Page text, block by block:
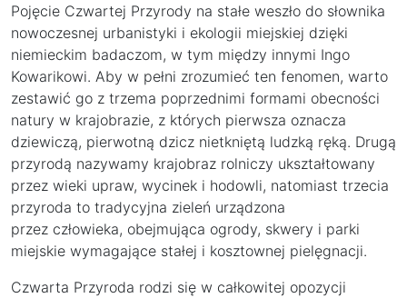
Pojęcie Czwartej Przyrody na stałe weszło do słownika
nowoczesnej urbanistyki i ekologii miejskiej dzięki
niemieckim badaczom, w tym między innymi Ingo
Kowarikowi. Aby w pełni zrozumieć ten fenomen, warto
zestawić go z trzema poprzednimi formami obecności
natury w krajobrazie, z których pierwsza oznacza
dziewiczą, pierwotną dzicz nietkniętą ludzką ręką. Drugą
przyrodą nazywamy krajobraz rolniczy ukształtowany
przez wieki upraw, wycinek i hodowli, natomiast trzecia
przyroda to tradycyjna zieleń urządzona
przez człowieka, obejmująca ogrody, skwery i parki
miejskie wymagające stałej i kosztownej pielęgnacji.
Czwarta Przyroda rodzi się w całkowitej opozycji